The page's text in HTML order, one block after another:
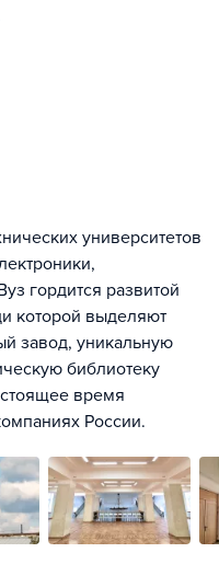
университетов
гордится развитой
которой выделяют
завод, уникальную
библиотеку
время
России.